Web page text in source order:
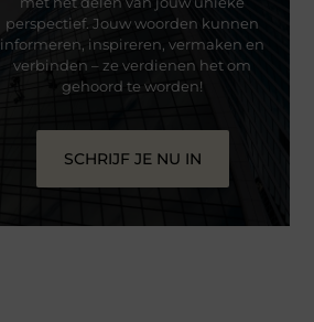
perspectief. Jouw woorden kunnen
informeren, inspireren, vermaken en
verbinden – ze verdienen het om
gehoord te worden!
SCHRIJF JE NU IN